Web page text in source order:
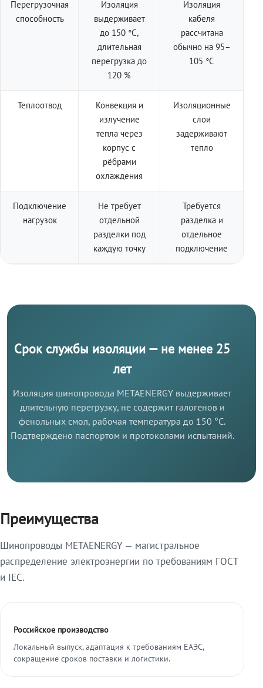
Перегрузочная
способность
Изоляция
выдерживает
до 150 °C,
длительная
перегрузка до
120 %
Изоляция
кабеля
рассчитана
обычно на 95–
105 °C
Теплоотвод
Конвекция и
излучение
тепла через
корпус с
рёбрами
охлаждения
Изоляционные
слои
задерживают
тепло
Подключение
нагрузок
Не требует
отдельной
разделки под
каждую точку
Требуется
разделка и
отдельное
подключение
Срок службы изоляции — не менее 25
лет
Изоляция шинопровода METAENERGY выдерживает
длительную перегрузку, не содержит галогенов и
фенольных смол, рабочая температура до 150 °C.
Подтверждено паспортом и протоколами испытаний.
Преимущества
Шинопроводы METAENERGY — магистральное
распределение электроэнергии по требованиям ГОСТ
и IEC.
Российское производство
Локальный выпуск, адаптация к требованиям ЕАЭС,
сокращение сроков поставки и логистики.